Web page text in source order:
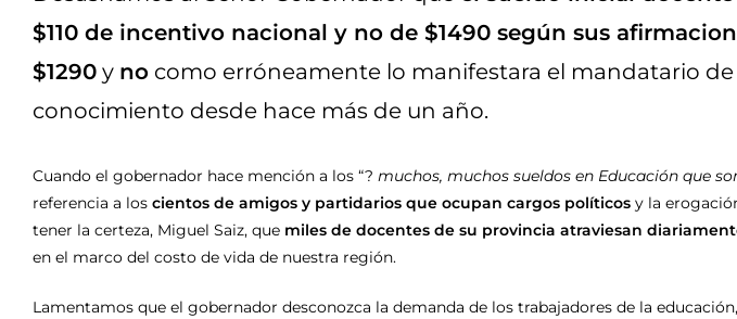
$110 de incentivo nacional y no de $1490 según sus
$1290 y no como erróneamente lo manifestara el mandatario de
conocimiento desde hace más de un año.
Cuando el gobernador hace mención a los “? muchos, muchos sueldos en Educación que
referencia a los cientos de amigos y partidarios que ocupan cargos políticos y la
tener la certeza, Miguel Saiz, que miles de docentes de su provincia atraviesan
en el marco del costo de vida de nuestra región.
Lamentamos que el gobernador desconozca la demanda de los trabajadores de la